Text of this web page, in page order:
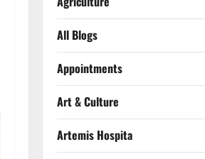
All Blogs
Appointments
Art & Culture
Artemis Hospita